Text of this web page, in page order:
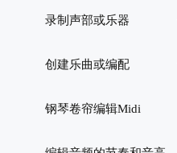
录制声部或乐器
创建乐曲或编配
钢琴卷帘编辑Midi